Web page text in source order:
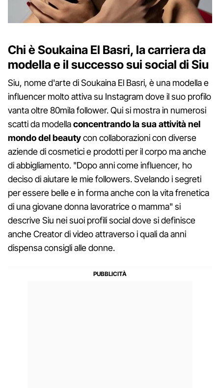
Chi è Soukaina El Basri, la carriera da
modella e il successo sui social di Siu
Siu, nome d'arte di Soukaina El Basri, è una modella e
influencer molto attiva su Instagram dove il suo profilo
vanta oltre 80mila follower. Qui si mostra in numerosi
scatti da modellaconcentrando la sua attività nel
mondo del beautycon collaborazioni con diverse
aziende di cosmetici e prodotti per il corpo ma anche
di abbigliamento. "Dopo anni come influencer, ho
deciso di aiutare le mie followers. Svelando i segreti
per essere belle e in forma anche con la vita frenetica
di una giovane donna lavoratrice o mamma" si
descrive Siu nei suoi profili social dove si definisce
anche Creator di video attraverso i quali da anni
dispensa consigli alle donne.